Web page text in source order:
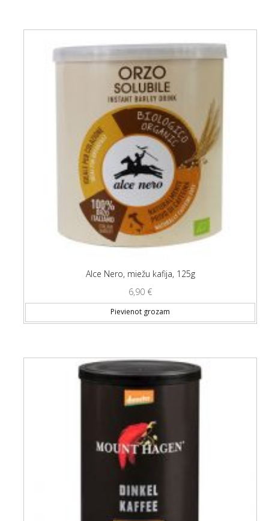
Alce Nero, miežu kafija, 125g
6,90 €
Pievienot grozam